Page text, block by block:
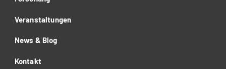
Veranstaltungen
News & Blog
Kontakt